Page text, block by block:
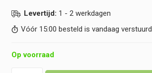
Levertijd: 1 - 2 werkdagen
Vóór 15:00 besteld is vandaag verstuurd
Op voorraad